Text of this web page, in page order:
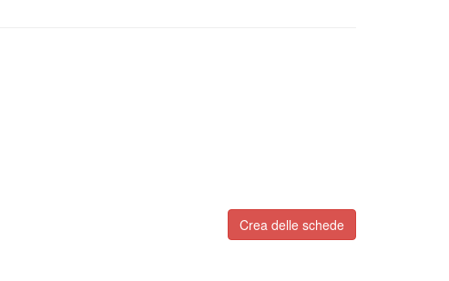
Crea delle schede